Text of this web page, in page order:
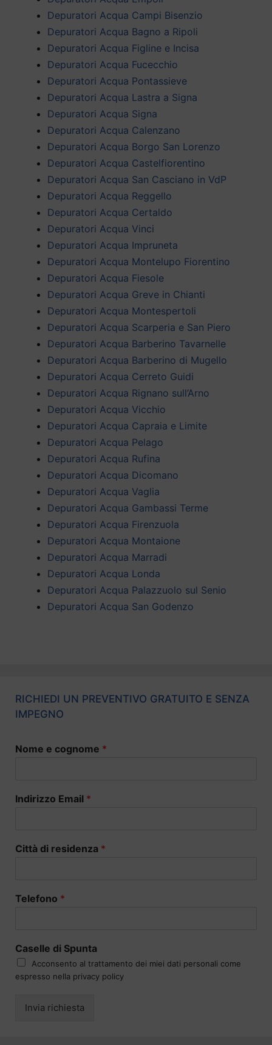
Depuratori Acqua Campi Bisenzio
Depuratori Acqua Bagno a Ripoli
Depuratori Acqua Figline e Incisa
Depuratori Acqua Fucecchio
Depuratori Acqua Pontassieve
Depuratori Acqua Lastra a Signa
Depuratori Acqua Signa
Depuratori Acqua Calenzano
Depuratori Acqua Borgo San Lorenzo
Depuratori Acqua Castelfiorentino
Depuratori Acqua San Casciano in VdP
Depuratori Acqua Reggello
Depuratori Acqua Certaldo
Depuratori Acqua Vinci
Depuratori Acqua Impruneta
Depuratori Acqua Montelupo Fiorentino
Depuratori Acqua Fiesole
Depuratori Acqua Greve in Chianti
Depuratori Acqua Montespertoli
Depuratori Acqua Scarperia e San Piero
Depuratori Acqua Barberino Tavarnelle
Depuratori Acqua Barberino di Mugello
Depuratori Acqua Cerreto Guidi
Depuratori Acqua Rignano sull’Arno
Depuratori Acqua Vicchio
Depuratori Acqua Capraia e Limite
Depuratori Acqua Pelago
Depuratori Acqua Rufina
Depuratori Acqua Dicomano
Depuratori Acqua Vaglia
Depuratori Acqua Gambassi Terme
Depuratori Acqua Firenzuola
Depuratori Acqua Montaione
Depuratori Acqua Marradi
Depuratori Acqua Londa
Depuratori Acqua Palazzuolo sul Senio
Depuratori Acqua San Godenzo
RICHIEDI UN PREVENTIVO GRATUITO E SENZA
IMPEGNO
Nome e cognome *
Indirizzo Email *
Città di residenza *
Telefono *
Caselle di Spunta
Acconsento al trattamento dei miei dati personali come
espresso nella privacy policy
Invia richiesta